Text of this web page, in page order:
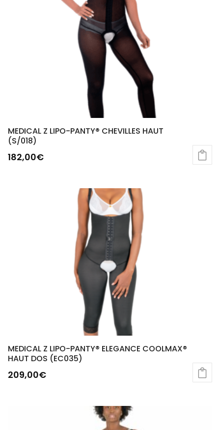
MEDICAL Z LIPO-PANTY® CHEVILLES HAUT
(S/018)
182,00€
MEDICAL Z LIPO-PANTY® ELEGANCE COOLMAX®
HAUT DOS (EC035)
209,00€